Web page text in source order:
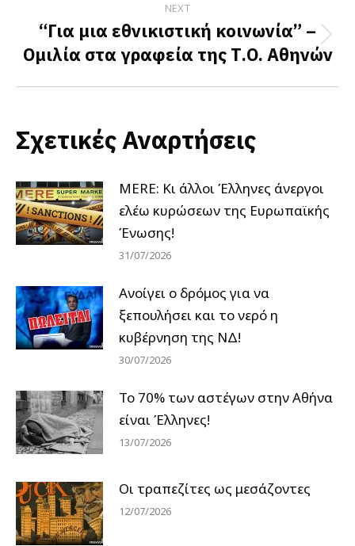
NEXT
Next
post:
“Για μια εθνικιστική κοινωνία” –
Ομιλία στα γραφεία της Τ.Ο. Αθηνών
Σχετικές Αναρτήσεις
MERE: Κι άλλοι Έλληνες άνεργοι
ελέω κυρώσεων της Ευρωπαϊκής
Ένωσης!
31/07/2026
Ανοίγει ο δρόμος για να
ξεπουλήσει και το νερό η
κυβέρνηση της ΝΔ!
30/07/2026
Το 70% των αστέγων στην Αθήνα
είναι Έλληνες!
13/07/2026
Οι τραπεζίτες ως μεσάζοντες
12/07/2026